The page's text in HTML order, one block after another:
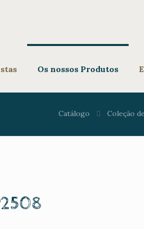
Os nossos Produtos
Catálogo Coleção